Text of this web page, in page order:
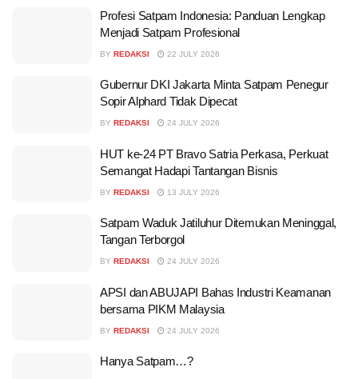
Profesi Satpam Indonesia: Panduan Lengkap
Menjadi Satpam Profesional
BY REDAKSI 22 JULY 2026
Gubernur DKI Jakarta Minta Satpam Penegur
Sopir Alphard Tidak Dipecat
BY REDAKSI 24 JULY 2026
HUT ke-24 PT Bravo Satria Perkasa, Perkuat
Semangat Hadapi Tantangan Bisnis
BY REDAKSI 13 JULY 2026
Satpam Waduk Jatiluhur Ditemukan Meninggal,
Tangan Terborgol
BY REDAKSI 24 JULY 2026
APSI dan ABUJAPI Bahas Industri Keamanan
bersama PIKM Malaysia
BY REDAKSI 24 JULY 2026
Hanya Satpam…?